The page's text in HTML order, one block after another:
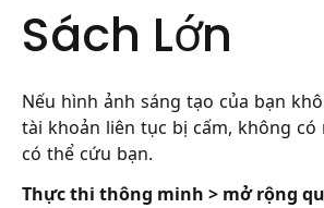
Sách Lớn
Nếu hình ảnh sáng tạo của bạn
tài khoản liên tục bị cấm, không có
có thể cứu bạn.
Thực thi thông minh > mở rộng